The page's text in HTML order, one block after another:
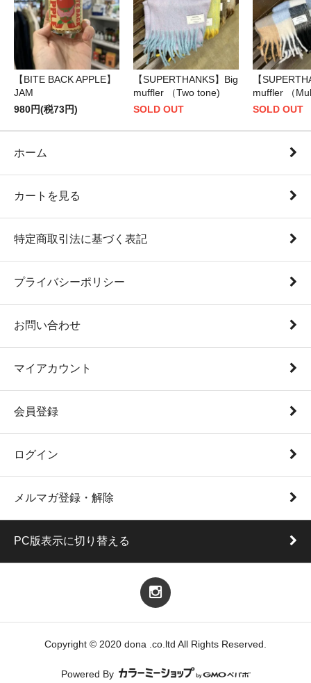
【BITE BACK APPLE】
JAM
980円(税73円)
【SUPERTHANKS】Big
muffler （Two tone)
SOLD OUT
【
muffler （
SOLD OUT
ホーム
カートを見る
特定商取引法に基づく表記
プライバシーポリシー
お問い合わせ
マイアカウント
会員登録
ログイン
メルマガ登録・解除
PC版表示に切り替える
Copyright © 2020 dona .co.ltd All Rights Reserved.
Powered By